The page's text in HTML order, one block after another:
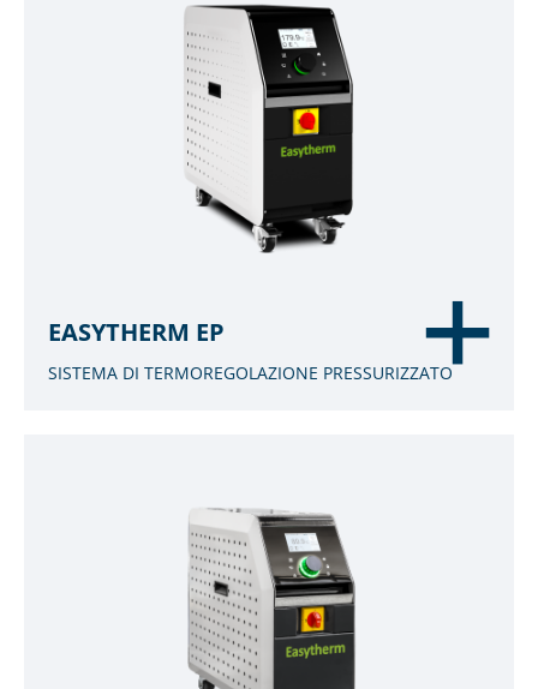
EASYTHERM EP
SISTEMA DI TERMOREGOLAZIONE PRESSURIZZATO